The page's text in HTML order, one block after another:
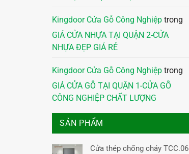
Kingdoor Cửa Gỗ Công Nghiệp trong
GIÁ CỬA NHỰA TẠI QUẬN 2-CỬA
NHỰA ĐẸP GIÁ RẺ
Kingdoor Cửa Gỗ Công Nghiệp trong
GIÁ CỬA GỖ TẠI QUẬN 1-CỬA GỖ
CÔNG NGHIỆP CHẤT LƯỢNG
SẢN PHẨM
Cửa thép chống cháy TCC.06